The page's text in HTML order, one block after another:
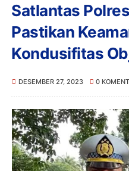
Satlantas
Pastikan
Kondusifitas
DESEMBER 27, 2023 0